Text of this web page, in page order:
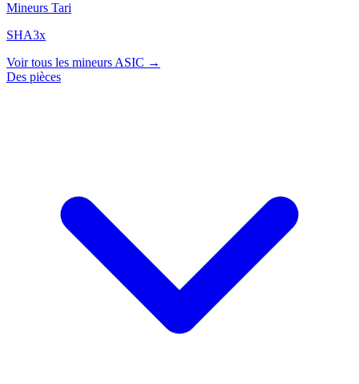
Mineurs Tari
SHA3x
Voir tous les mineurs ASIC →
Des pièces